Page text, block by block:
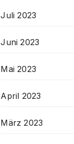
Juli 2023
Juni 2023
Mai 2023
April 2023
März 2023